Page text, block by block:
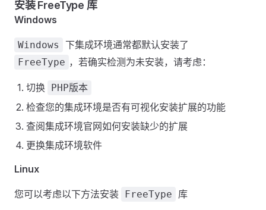
安装 FreeType 库
Windows
Windows 下集成环境通常都默认安装了
FreeType ，若确实检测为未安装，请考虑：
切换 PHP版本
检查您的集成环境是否有可视化安装扩展的功能
查阅集成环境官网如何安装缺少的扩展
更换集成环境软件
Linux
您可以考虑以下方法安装 FreeType 库